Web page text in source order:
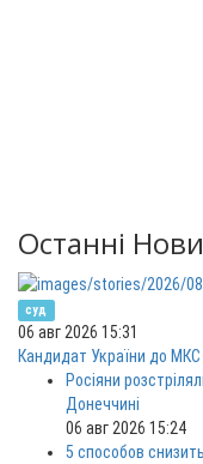
Останні
суд
06 авг 2026 15:31
Кандидат України до
Росіяни
Донеччині
06 авг 2026 15:24
5 способов